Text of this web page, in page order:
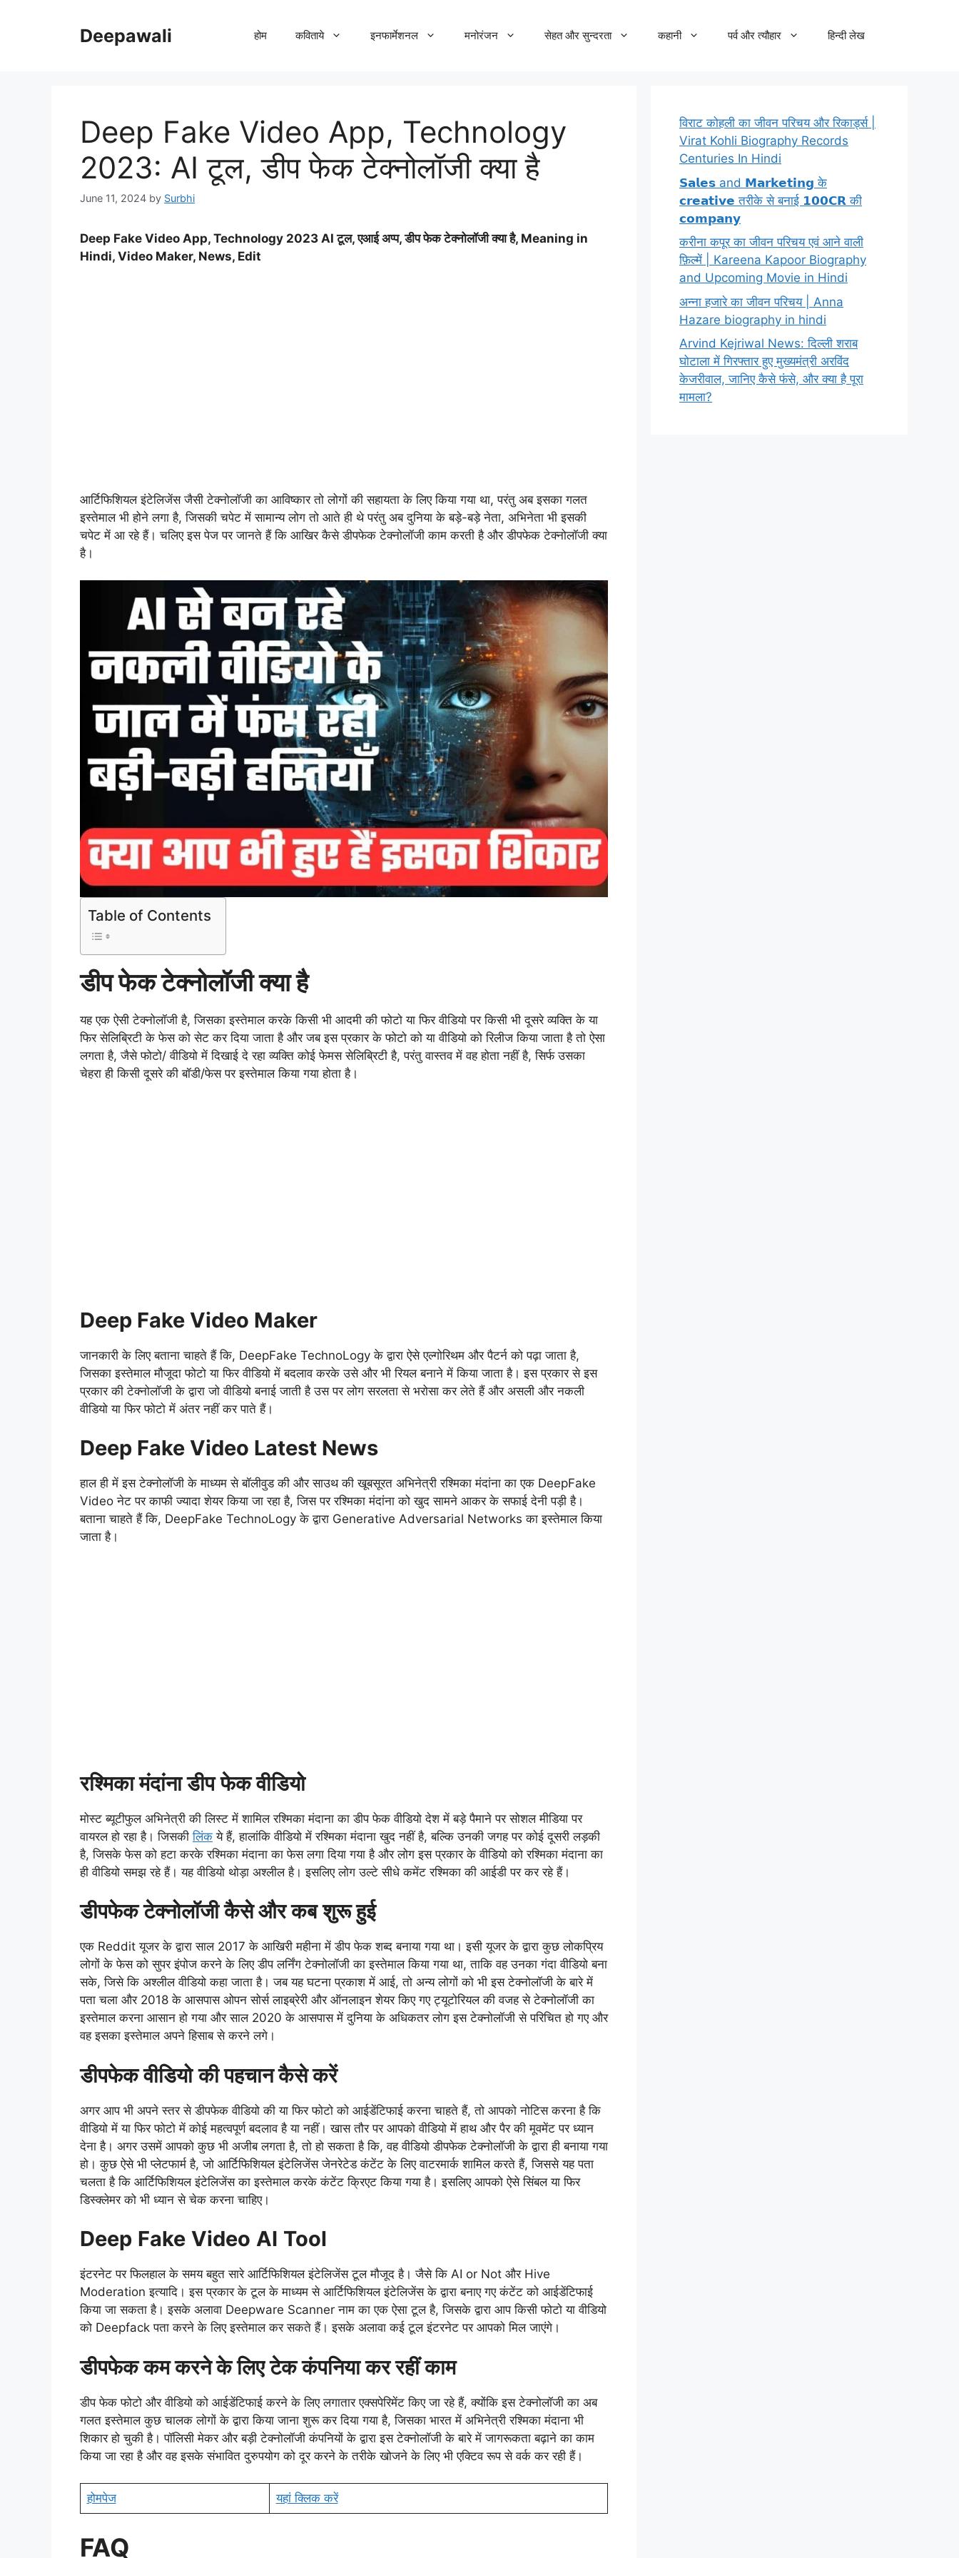
Deepawali होम कविताये इनफार्मेशनल मनोरंजन सेहत और सुन्दरता कहानी पर्व और त्यौहार हिन्दी लेख
Deep Fake Video App, Technology
2023: AI टूल, डीप फेक टेक्नोलॉजी क्या है
June 11, 2024 by Surbhi
Deep Fake Video App, Technology 2023 AI टूल, एआई अप्प, डीप फेक टेक्नोलॉजी क्या है, Meaning in
Hindi, Video Maker, News, Edit
आर्टिफिशियल इंटेलिजेंस जैसी टेक्नोलॉजी का आविष्कार तो लोगों की सहायता के लिए किया गया था, परंतु अब इसका गलत
इस्तेमाल भी होने लगा है, जिसकी चपेट में सामान्य लोग तो आते ही थे परंतु अब दुनिया के बड़े-बड़े नेता, अभिनेता भी इसकी
चपेट में आ रहे हैं। चलिए इस पेज पर जानते हैं कि आखिर कैसे डीपफेक टेक्नोलॉजी काम करती है और डीपफेक टेक्नोलॉजी क्या
है।
Table of Contents
डीप फेक टेक्नोलॉजी क्या है
यह एक ऐसी टेक्नोलॉजी है, जिसका इस्तेमाल करके किसी भी आदमी की फोटो या फिर वीडियो पर किसी भी दूसरे व्यक्ति के या
फिर सेलिब्रिटी के फेस को सेट कर दिया जाता है और जब इस प्रकार के फोटो को या वीडियो को रिलीज किया जाता है तो ऐसा
लगता है, जैसे फोटो/ वीडियो में दिखाई दे रहा व्यक्ति कोई फेमस सेलिब्रिटी है, परंतु वास्तव में वह होता नहीं है, सिर्फ उसका
चेहरा ही किसी दूसरे की बॉडी/फेस पर इस्तेमाल किया गया होता है।
Deep Fake Video Maker
जानकारी के लिए बताना चाहते हैं कि, DeepFake TechnoLogy के द्वारा ऐसे एल्गोरिथम और पैटर्न को पढ़ा जाता है,
जिसका इस्तेमाल मौजूदा फोटो या फिर वीडियो में बदलाव करके उसे और भी रियल बनाने में किया जाता है। इस प्रकार से इस
प्रकार की टेक्नोलॉजी के द्वारा जो वीडियो बनाई जाती है उस पर लोग सरलता से भरोसा कर लेते हैं और असली और नकली
वीडियो या फिर फोटो में अंतर नहीं कर पाते हैं।
Deep Fake Video Latest News
हाल ही में इस टेक्नोलॉजी के माध्यम से बॉलीवुड की और साउथ की खूबसूरत अभिनेत्री रश्मिका मंदांना का एक DeepFake
Video नेट पर काफी ज्यादा शेयर किया जा रहा है, जिस पर रश्मिका मंदांना को खुद सामने आकर के सफाई देनी पड़ी है।
बताना चाहते हैं कि, DeepFake TechnoLogy के द्वारा Generative Adversarial Networks का इस्तेमाल किया
जाता है।
रश्मिका मंदांना डीप फेक वीडियो
मोस्ट ब्यूटीफुल अभिनेत्री की लिस्ट में शामिल रश्मिका मंदाना का डीप फेक वीडियो देश में बड़े पैमाने पर सोशल मीडिया पर
वायरल हो रहा है। जिसकीलिंक ये हैं, हालांकि वीडियो में रश्मिका मंदाना खुद नहीं है, बल्कि उनकी जगह पर कोई दूसरी लड़की
है, जिसके फेस को हटा करके रश्मिका मंदाना का फेस लगा दिया गया है और लोग इस प्रकार के वीडियो को रश्मिका मंदाना का
ही वीडियो समझ रहे हैं। यह वीडियो थोड़ा अश्लील है। इसलिए लोग उल्टे सीधे कमेंट रश्मिका की आईडी पर कर रहे हैं।
डीपफेक टेक्नोलॉजी कैसे और कब शुरू हुई
एक Reddit यूजर के द्वारा साल 2017 के आखिरी महीना में डीप फेक शब्द बनाया गया था। इसी यूजर के द्वारा कुछ लोकप्रिय
लोगों के फेस को सुपर इंपोज करने के लिए डीप लर्निंग टेक्नोलॉजी का इस्तेमाल किया गया था, ताकि वह उनका गंदा वीडियो बना
सके, जिसे कि अश्लील वीडियो कहा जाता है। जब यह घटना प्रकाश में आई, तो अन्य लोगों को भी इस टेक्नोलॉजी के बारे में
पता चला और 2018 के आसपास ओपन सोर्स लाइब्रेरी और ऑनलाइन शेयर किए गए ट्यूटोरियल की वजह से टेक्नोलॉजी का
इस्तेमाल करना आसान हो गया और साल 2020 के आसपास में दुनिया के अधिकतर लोग इस टेक्नोलॉजी से परिचित हो गए और
वह इसका इस्तेमाल अपने हिसाब से करने लगे।
डीपफेक वीडियो की पहचान कैसे करें
अगर आप भी अपने स्तर से डीपफेक वीडियो की या फिर फोटो को आईडेंटिफाई करना चाहते हैं, तो आपको नोटिस करना है कि
वीडियो में या फिर फोटो में कोई महत्वपूर्ण बदलाव है या नहीं। खास तौर पर आपको वीडियो में हाथ और पैर की मूवमेंट पर ध्यान
देना है। अगर उसमें आपको कुछ भी अजीब लगता है, तो हो सकता है कि, वह वीडियो डीपफेक टेक्नोलॉजी के द्वारा ही बनाया गया
हो। कुछ ऐसे भी प्लेटफार्म है, जो आर्टिफिशियल इंटेलिजेंस जेनरेटेड कंटेंट के लिए वाटरमार्क शामिल करते हैं, जिससे यह पता
चलता है कि आर्टिफिशियल इंटेलिजेंस का इस्तेमाल करके कंटेंट क्रिएट किया गया है। इसलिए आपको ऐसे सिंबल या फिर
डिस्क्लेमर को भी ध्यान से चेक करना चाहिए।
Deep Fake Video AI Tool
इंटरनेट पर फिलहाल के समय बहुत सारे आर्टिफिशियल इंटेलिजेंस टूल मौजूद है। जैसे कि AI or Not और Hive
Moderation इत्यादि। इस प्रकार के टूल के माध्यम से आर्टिफिशियल इंटेलिजेंस के द्वारा बनाए गए कंटेंट को आईडेंटिफाई
किया जा सकता है। इसके अलावा Deepware Scanner नाम का एक ऐसा टूल है, जिसके द्वारा आप किसी फोटो या वीडियो
को Deepfack पता करने के लिए इस्तेमाल कर सकते हैं। इसके अलावा कई टूल इंटरनेट पर आपको मिल जाएंगे।
डीपफेक कम करने के लिए टेक कंपनिया कर रहीं काम
डीप फेक फोटो और वीडियो को आईडेंटिफाई करने के लिए लगातार एक्सपेरिमेंट किए जा रहे हैं, क्योंकि इस टेक्नोलॉजी का अब
गलत इस्तेमाल कुछ चालक लोगों के द्वारा किया जाना शुरू कर दिया गया है, जिसका भारत में अभिनेत्री रश्मिका मंदाना भी
शिकार हो चुकी है। पॉलिसी मेकर और बड़ी टेक्नोलॉजी कंपनियों के द्वारा इस टेक्नोलॉजी के बारे में जागरूकता बढ़ाने का काम
किया जा रहा है और वह इसके संभावित दुरुपयोग को दूर करने के तरीके खोजने के लिए भी एक्टिव रूप से वर्क कर रही हैं।
होमपेज यहां क्लिक करें
FAQ
विराट कोहली का जीवन परिचय और रिकार्ड्स |
Virat Kohli Biography Records
Centuries In Hindi
𝗦𝗮𝗹𝗲𝘀 and 𝗠𝗮𝗿𝗸𝗲𝘁𝗶𝗻𝗴 के
𝗰𝗿𝗲𝗮𝘁𝗶𝘃𝗲 तरीके से बनाई 𝟭𝟬𝟬𝗖𝗥 की
𝗰𝗼𝗺𝗽𝗮𝗻𝘆
करीना कपूर का जीवन परिचय एवं आने वाली
फ़िल्में | Kareena Kapoor Biography
and Upcoming Movie in Hindi
अन्ना हजारे का जीवन परिचय | Anna
Hazare biography in hindi
Arvind Kejriwal News: दिल्ली शराब
घोटाला में गिरफ्तार हुए मुख्यमंत्री अरविंद
केजरीवाल, जानिए कैसे फंसे, और क्या है पूरा
मामला?